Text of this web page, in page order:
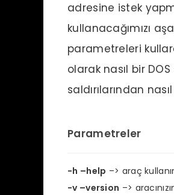
adresine istek
kullanacağımızı
parametreleri
olarak nasıl bir
saldırılarından
Parametreler
-h –help –> araç
-v –version –>